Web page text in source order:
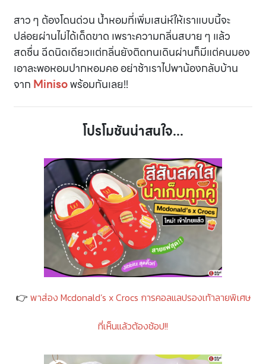
สาว ๆ ต้องโดนด่วน น้ำหอมที่เพิ่มเสน่ห์ให้เราแบบนี้จะ
ปล่อยผ่านไม่ได้เด็ดขาด เพราะความกลิ่นสบาย ๆ แล้ว
สดชื่น ฉีดนิดเดียวแต่กลิ่นยังติดทนเดินผ่านก็มีแต่คนมอง
เอาละพอหอมปากหอมคอ อย่าช้าเราไปพาน้องกลับบ้าน
จาก Minisoพร้อมกันเลย!!
โปรโมชันน่าสนใจ...
👉 พาส่อง Mcdonald’s x Crocs การคอลแลปรองเท้าลายพิเศษ
ที่เห็นแล้วต้องช้อป!!